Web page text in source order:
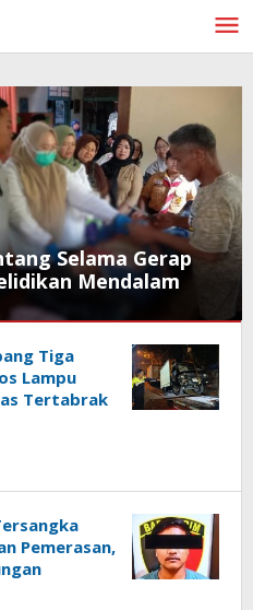
Selama Gerap
Mendalam
Tiga
Lampu
Tertabrak
Media
Simo
RayaPemerasan,